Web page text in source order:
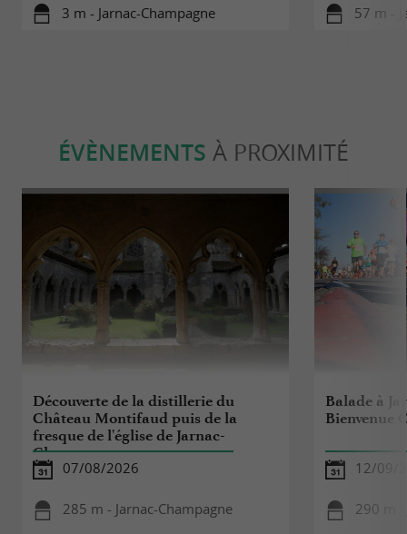
3 m - Jarnac-Champagne 57 m -
ÉVÈNEMENTS À PROXIMITÉ
Découverte de la distillerie du
Château Montifaud puis de la
fresque de l'église de Jarnac-
Champagne
07/08/2026
285 m - Jarnac-Champagne
Balade à
Bienvenue
12/09/
290 m -